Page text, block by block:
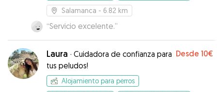
Salamanca - 6.82 km
“Servicio excelente.”
Laura · Cuidadora de confianza para
tus peludos!
Desde 10€
Alojamiento para perros